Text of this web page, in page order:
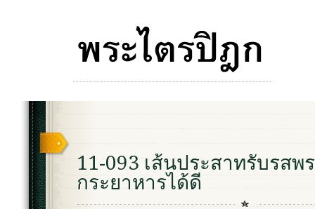
11-093 เส้นประสาทรับรสพ
กระยาหารได้ดี